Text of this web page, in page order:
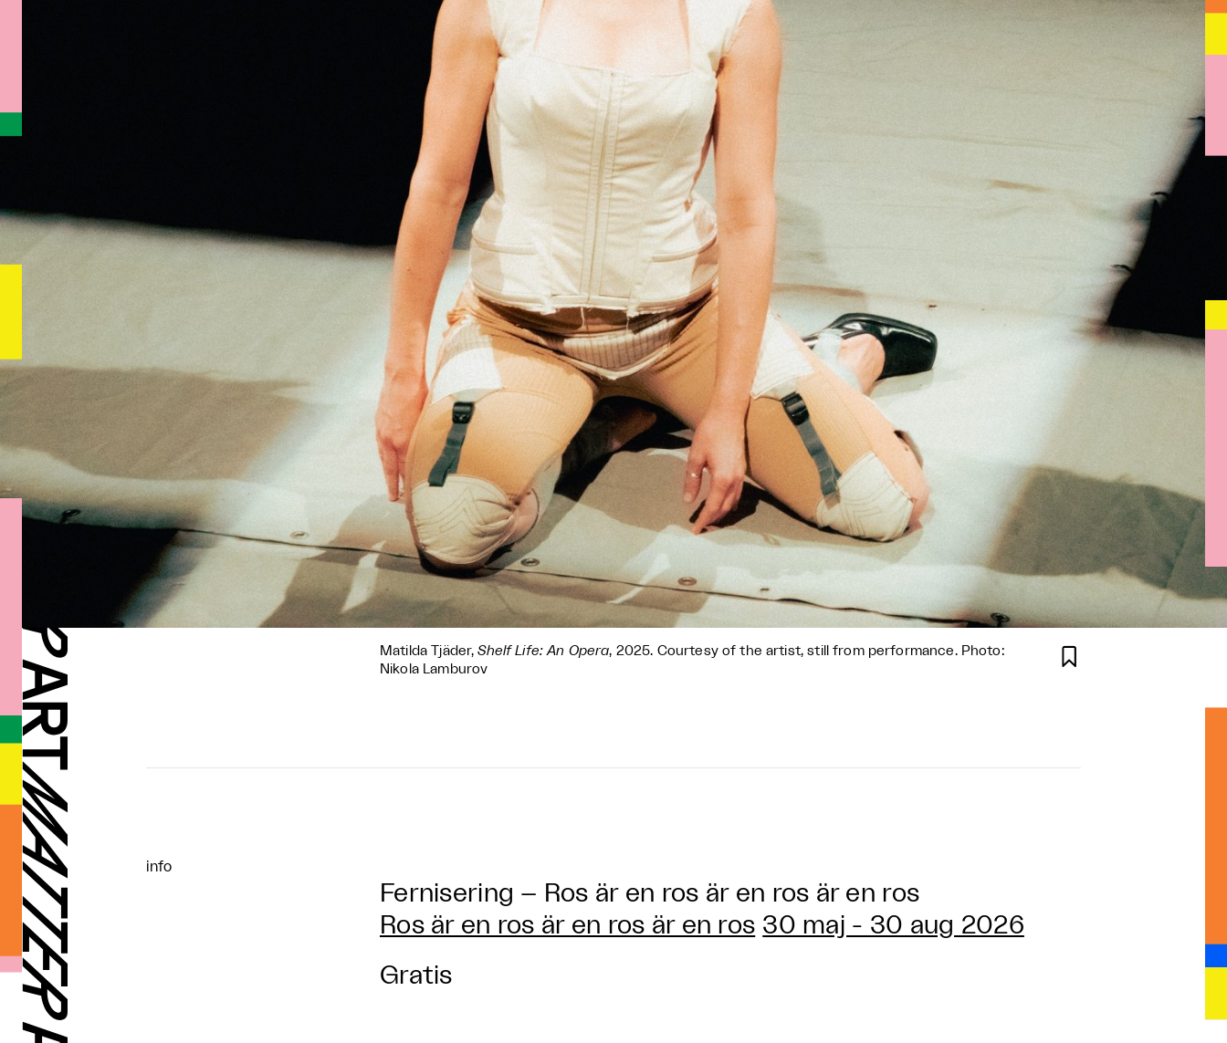
Matilda Tjäder,Shelf Life: An Opera, 2025. Courtesy of the artist, still from performance. Photo:
Nikola Lamburov

info
Fernisering – Ros är en ros är en ros är en ros
Ros är en ros är en ros är en ros 30 maj - 30 aug 2026
Gratis